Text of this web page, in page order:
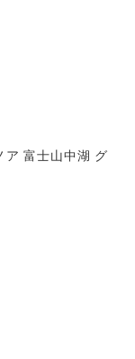
ア 富士山中湖 グ